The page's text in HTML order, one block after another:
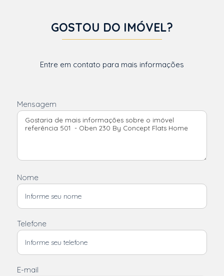
GOSTOU DO IMÓVEL?
Entre em contato para mais informações
Mensagem
Nome
Telefone
E-mail